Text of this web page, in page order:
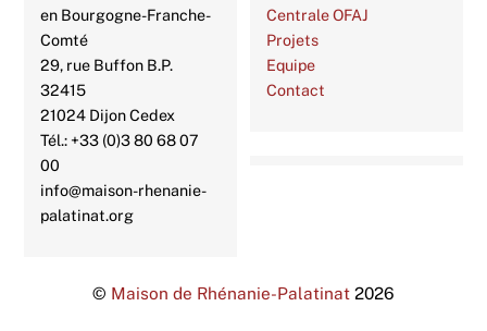
en Bourgogne-Franche-
Comté
29, rue Buffon B.P.
32415
21024 Dijon Cedex
Tél.: +33 (0)3 80 68 07
00
info@maison-rhenanie-
palatinat.org
Centrale OFAJ
Projets
Equipe
Contact
© Maison de Rhénanie-Palatinat 2026